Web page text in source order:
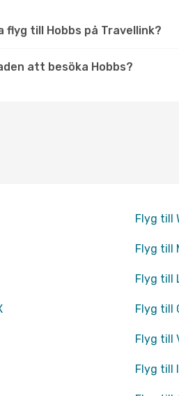
flyg till Hobbs på Travellink?
att besöka Hobbs?
Flyg till
Flyg till
Flyg till
Flyg till
Flyg till
Flyg till